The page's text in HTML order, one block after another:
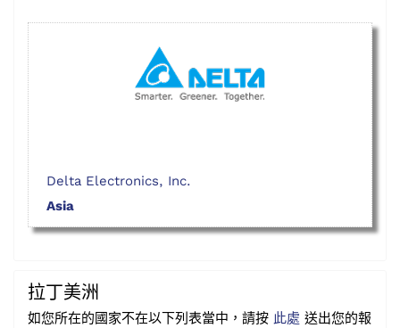
Delta Electronics, Inc.
Asia
拉丁美洲
如您所在的國家不在以下列表當中，請按 此處 送出您的報